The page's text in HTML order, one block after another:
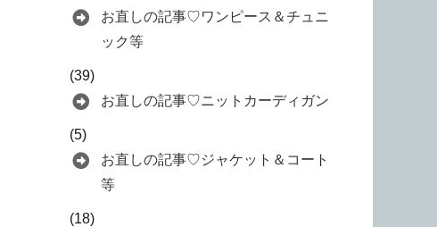
お直しの記事♡ワンピース＆チュニ
ック等
(39)
お直しの記事♡ニットカーディガン
(5)
お直しの記事♡ジャケット＆コート
等
(18)